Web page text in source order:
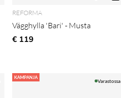
REFORMA
Vägghylla 'Bari' - Musta
€ 119
KAMPANJA
Varastossa